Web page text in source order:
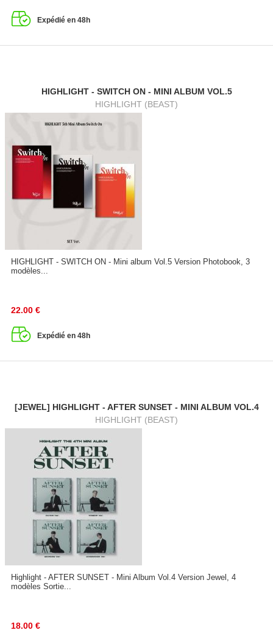
Expédié en 48h
HIGHLIGHT - SWITCH ON - MINI ALBUM VOL.5
HIGHLIGHT (BEAST)
HIGHLIGHT - SWITCH ON - Mini album Vol.5 Version Photobook, 3
modèles...
22.00 €
Expédié en 48h
[JEWEL] HIGHLIGHT - AFTER SUNSET - MINI ALBUM VOL.4
HIGHLIGHT (BEAST)
Highlight - AFTER SUNSET - Mini Album Vol.4 Version Jewel, 4
modèles Sortie...
18.00 €